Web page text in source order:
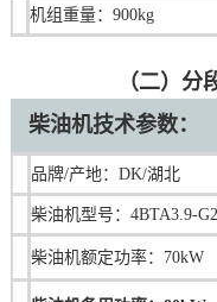
机组重量：900kg
（二）分
柴油机技术参数：
品牌/产地：DK/湖北
柴油机型号：4BTA3.9-G2
柴油机额定功率：70kW